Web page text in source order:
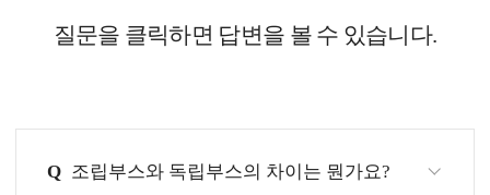
질문을 클릭하면 답변을 볼 수 있습니다.
Q 조립부스와 독립부스의 차이는 뭔가요?